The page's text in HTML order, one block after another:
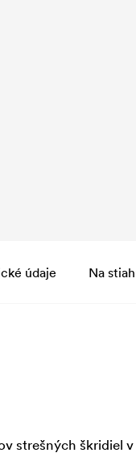
údaje Na
strešných škridiel